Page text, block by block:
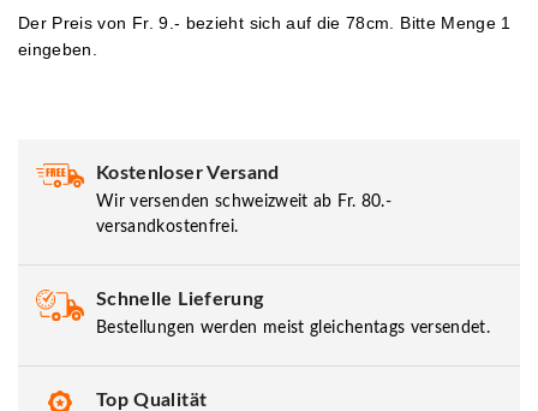
Der Preis von Fr. 9 .- bezieht sich auf die 78cm. Bitte Menge 1
eingeben.
Kostenloser Versand
Wir versenden schweizweit ab Fr. 80.-
versandkostenfrei.
Schnelle Lieferung
Bestellungen werden meist gleichentags versendet.
Top Qualität